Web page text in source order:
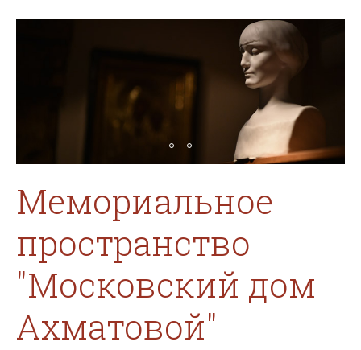
Мемориальное
пространство
"Московский дом
Ахматовой"